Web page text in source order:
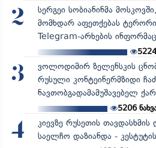
2
სერგეი სობიანინმა
მომხდარ აფეთქებას
Telegram-არხების
5224
3
ვოლოდიმირ ზელენსკის
რუსული კონტეინერმზიდი
ნავთობგადამამუშავებელ
5206
4
კიევზე რუსეთის
საელჩო დაზიანდა -